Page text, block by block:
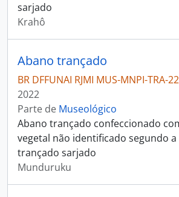
sarjado
Krahô
Abano trançado
BR DFFUNAI RJMI MUS-MNPI-TRA-
2022
Parte de Museológico
Abano trançado confeccionado
vegetal não identificado segundo
trançado sarjado
Munduruku